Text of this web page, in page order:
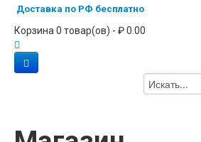
Доставка по РФ бесплатно
Корзина 0 товар(ов) - ₽ 0.00